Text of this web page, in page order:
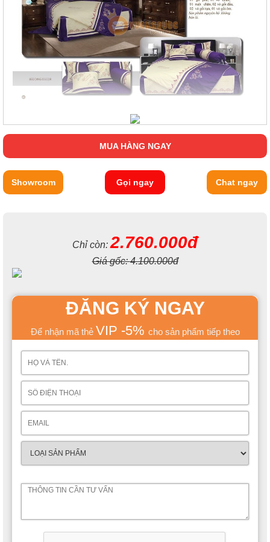
MUA HÀNG NGAY
Showroom Gọi ngay Chat ngay
Chỉ còn:2.760.000đ
Giá gốc:4.100.000đ
ĐĂNG KÝ NGAY
Để nhận mã thẻ VIP -5% cho sản phẩm tiếp theo